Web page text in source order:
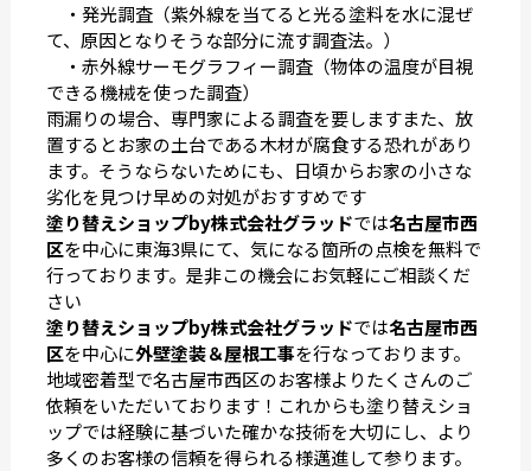
・発光調査（紫外線を当てると光る塗料を水に混ぜ
て、原因となりそうな部分に流す調査法。）
・赤外線サーモグラフィー調査（物体の温度が目視
できる機械を使った調査）
雨漏りの場合、専門家による調査を要しますまた、放
置するとお家の土台である木材が腐食する恐れがあり
ます。そうならないためにも、日頃からお家の小さな
劣化を見つけ早めの対処がおすすめです
塗り替えショップby株式会社グラッドでは名古屋市西
区を中心に東海3県にて、気になる箇所の点検を無料で
行っております。是非この機会にお気軽にご相談くだ
さい
塗り替えショップby株式会社グラッドでは名古屋市西
区を中心に外壁塗装＆屋根工事を行なっております。
地域密着型で名古屋市西区のお客様よりたくさんのご
依頼をいただいております！これからも塗り替えショ
ップでは経験に基づいた確かな技術を大切にし、より
多くのお客様の信頼を得られる様邁進して参ります。